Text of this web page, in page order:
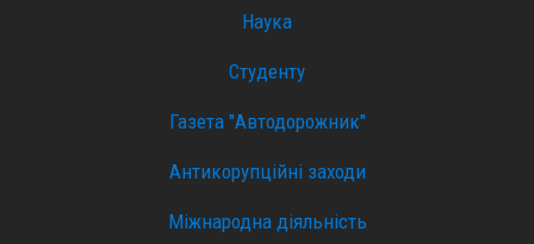
Наука
Студенту
Газета "Автодорожник"
Антикорупційні заходи
Міжнародна діяльність